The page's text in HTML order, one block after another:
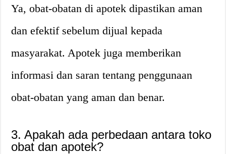
Ya, obat-obatan di apotek dipastikan aman
dan efektif sebelum dijual kepada
masyarakat. Apotek juga memberikan
informasi dan saran tentang penggunaan
obat-obatan yang aman dan benar.
3. Apakah ada perbedaan antara toko
obat dan apotek?